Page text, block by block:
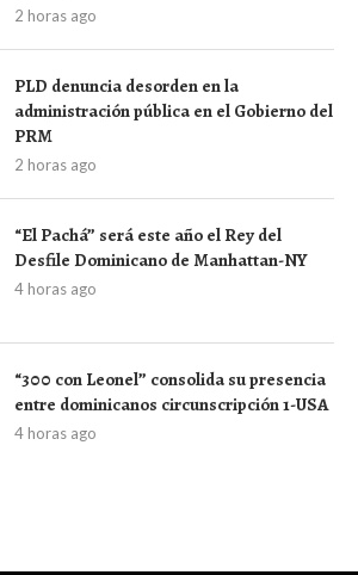
2 horas ago
PLD denuncia desorden en la
administración pública en el Gobierno del
PRM
2 horas ago
“El Pachá” será este año el Rey del
Desfile Dominicano de Manhattan-NY
4 horas ago
“300 con Leonel” consolida su presencia
entre dominicanos circunscripción 1-USA
4 horas ago